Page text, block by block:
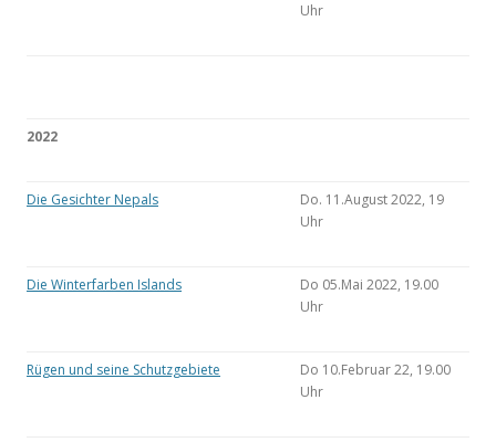
Uhr
2022
Die Gesichter Nepals
Do. 11.August 2022, 19
Uhr
Die Winterfarben Islands
Do 05.Mai 2022, 19.00
Uhr
Rügen und seine Schutzgebiete
Do 10.Februar 22, 19.00
Uhr